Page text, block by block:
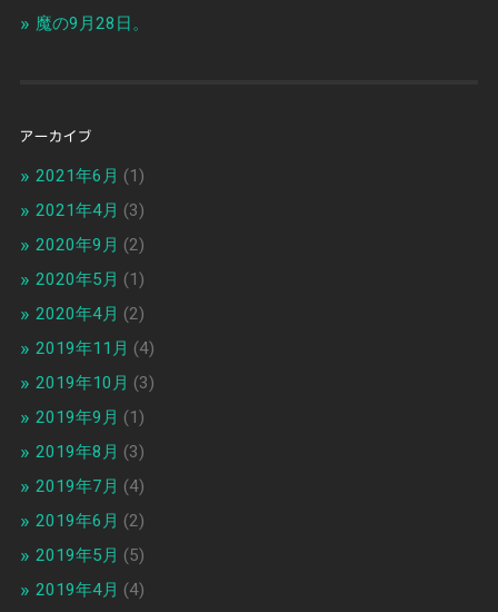
魔の9月28日。
アーカイブ
2021年6月 (1)
2021年4月 (3)
2020年9月 (2)
2020年5月 (1)
2020年4月 (2)
2019年11月 (4)
2019年10月 (3)
2019年9月 (1)
2019年8月 (3)
2019年7月 (4)
2019年6月 (2)
2019年5月 (5)
2019年4月 (4)